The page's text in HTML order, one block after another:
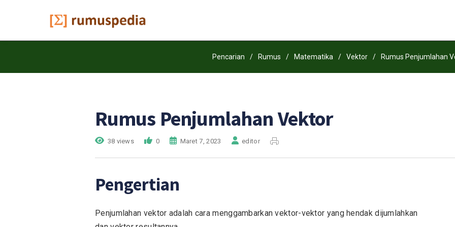
Pencarian / Rumus / Matematika / Vektor / Rumus Penjumlahan
Rumus Penjumlahan Vektor
38 views 0 Maret 7, 2023 editor
Pengertian
Penjumlahan vektor adalah cara menggambarkan vektor-vektor yang hendak dijumlahkan